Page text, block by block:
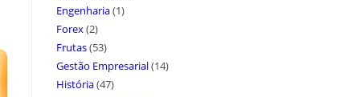
Engenharia(1)
Forex(2)
Frutas(53)
Gestão Empresarial(14)
História(47)